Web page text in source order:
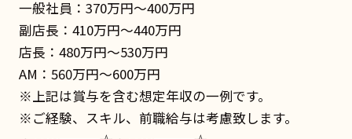
一般社員：370万円〜400万円
副店長：410万円〜440万円
店長：480万円〜530万円
AM：560万円〜600万円
※上記は賞与を含む想定年収の一例です。
※ご経験、スキル、前職給与は考慮致します。